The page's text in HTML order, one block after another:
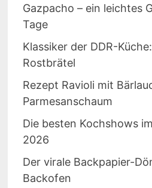
Gazpacho – ein leichtes
Tage
Klassiker der DDR-
Rostbrätel
Rezept Ravioli mit
Parmesanschaum
Die besten Kochshows
2026
Der virale Backpapier-
Backofen